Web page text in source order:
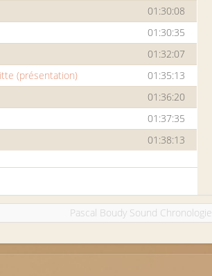
01:30:08
01:30:35
01:32:07
(présentation)
01:35:13
01:36:20
01:37:35
01:38:13
Pascal Boudy Sound Chronologie